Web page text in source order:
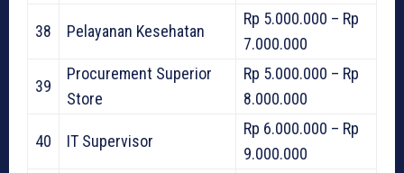
38 Pelayanan Kesehatan
Rp 5.000.000 – Rp
7.000.000
39
Procurement Superior
Store
Rp 5.000.000 – Rp
8.000.000
40 IT Supervisor
Rp 6.000.000 – Rp
9.000.000